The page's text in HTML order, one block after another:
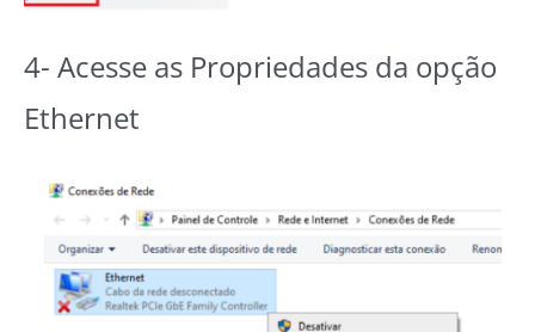
4- Acesse as Propriedades da opção
Ethernet